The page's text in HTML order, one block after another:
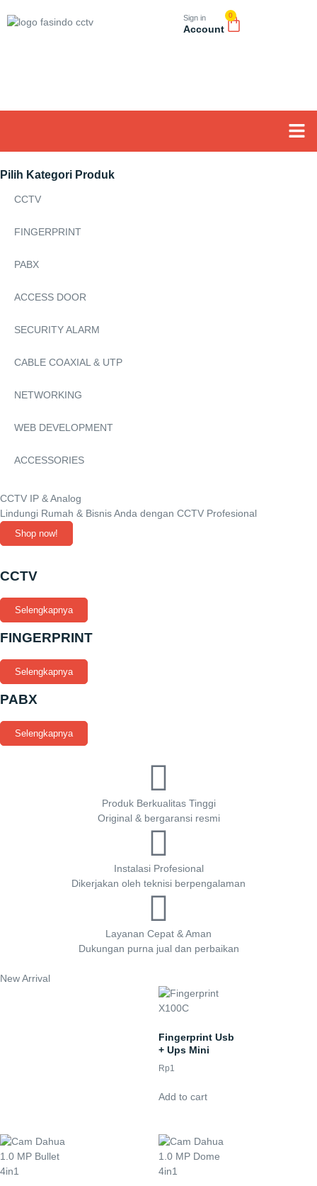
Sign in
Account
0
Pilih Kategori Produk
CCTV
FINGERPRINT
PABX
ACCESS DOOR
SECURITY ALARM
CABLE COAXIAL & UTP
NETWORKING
WEB DEVELOPMENT
ACCESSORIES
CCTV IP & Analog
Lindungi Rumah & Bisnis Anda dengan CCTV Profesional
Shop now!
CCTV
Selengkapnya
FINGERPRINT
Selengkapnya
PABX
Selengkapnya
Produk Berkualitas Tinggi
Original & bergaransi resmi
Instalasi Profesional
Dikerjakan oleh teknisi berpengalaman
Layanan Cepat & Aman
Dukungan purna jual dan perbaikan
New Arrival
Fingerprint Usb
+ Ups Mini
Rp1
Add to cart